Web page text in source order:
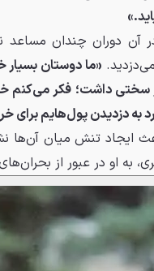
دوران چندان مساعد
«ما دوستان
سختی داشت؛ فکر می‌کنم
به دزدیدن پول‌هایم برای
ایجاد تنش میان
به او در عبور از